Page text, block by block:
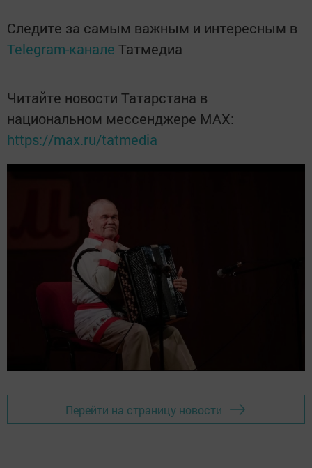
Следите за самым важным и интересным в
Telegram-канале Татмедиа
Читайте новости Татарстана в
национальном мессенджере MАХ:
https://max.ru/tatmedia
Перейти на страницу новости